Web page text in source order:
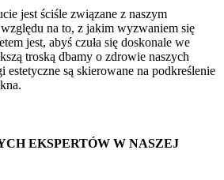
jest ściśle związane z naszym
na to, z jakim wyzwaniem się
jest, abyś czuła się doskonale we
troską dbamy o zdrowie naszych
estetyczne są skierowane na podkreślenie
EKSPERTÓW W NASZEJ